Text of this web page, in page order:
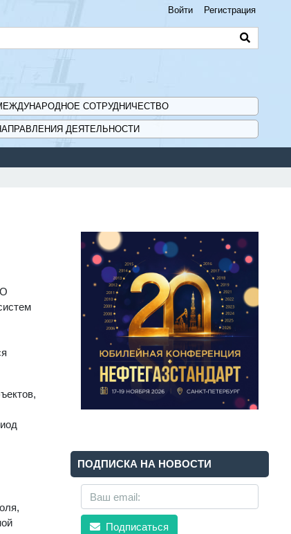
Войти Регистрация
СОТРУДНИЧЕСТВО
ДЕЯТЕЛЬНОСТИ
ПОДПИСКА НА НОВОСТИ
Подписаться